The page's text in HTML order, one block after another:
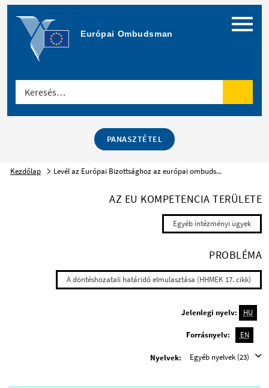
Európai Ombudsman
Menü
PANASZTÉTEL
Kezdőlap Levél az Európai Bizottsághoz az európai ombuds...
AZ EU KOMPETENCIA TERÜLETE
Egyéb intézményi ügyek
PROBLÉMA
A döntéshozatali határidő elmulasztása (HHMEK 17. cikk)
Jelenlegi nyelv: HU
Forrásnyelv: EN
Nyelvek: Egyéb nyelvek (23)